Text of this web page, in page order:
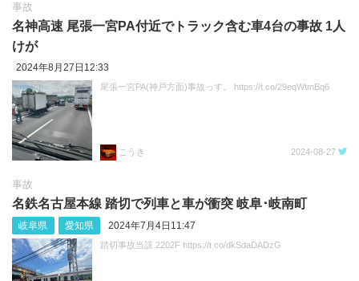
事故
名神高速 尾張一宮PA付近でトラック含む車4台の事故 1人
けが
2024年8月27日12:33
尾張一宮PA(神戸方面)事故っす。 https://t.co/29eqWtmBq6
こうき 2024-08-27
事故
名鉄名古屋本線 踏切で列車と車が衝突 岐阜‪･‬岐南町
岐阜県 愛知県 2024年7月4日11:47
踏切事故当該 2202F https://t.co/dkSdaDADzG